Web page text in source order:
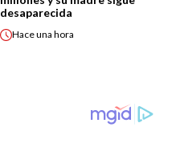
desaparecida
Haceuna hora